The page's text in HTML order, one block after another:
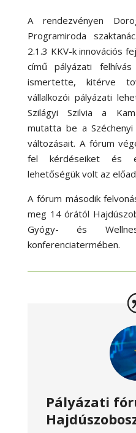
A rendezvényen
Programiroda
2.1.3 KKV-k innovációs
című pályázati
ismertette, kitérve
vállalkozói pályázati
Szilágyi Szilvia a
mutatta be a
változásait. A fórum
fel kérdéseiket és
lehetőségük volt az
A fórum második
meg 14 órától
Gyógy- és
konferenciatermében.
Pályázati